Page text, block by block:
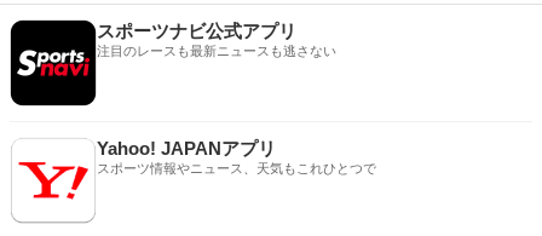
スポーツナビ公式アプリ
注目のレースも最新ニュースも逃さない
Yahoo! JAPANアプリ
スポーツ情報やニュース、天気もこれひとつで